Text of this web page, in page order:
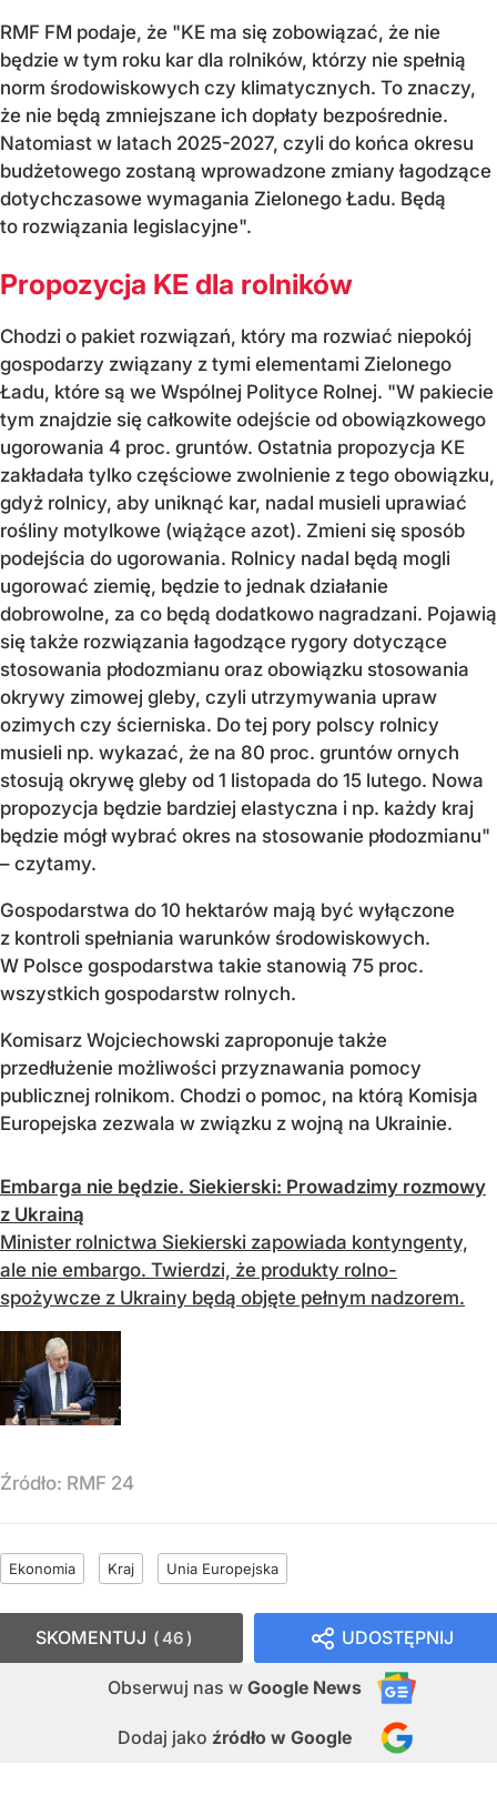
RMF FM podaje, że "KE ma się zobowiązać, że nie
będzie w tym roku kar dla rolników, którzy nie spełnią
norm środowiskowych czy klimatycznych. To znaczy,
że nie będą zmniejszane ich dopłaty bezpośrednie.
Natomiast w latach 2025-2027, czyli do końca okresu
budżetowego zostaną wprowadzone zmiany łagodzące
dotychczasowe wymagania Zielonego Ładu. Będą
to rozwiązania legislacyjne".
Propozycja KE dla rolników
Chodzi o pakiet rozwiązań, który ma rozwiać niepokój
gospodarzy związany z tymi elementami Zielonego
Ładu, które są we Wspólnej Polityce Rolnej. "W pakiecie
tym znajdzie się całkowite odejście od obowiązkowego
ugorowania 4 proc. gruntów. Ostatnia propozycja KE
zakładała tylko częściowe zwolnienie z tego obowiązku,
gdyż rolnicy, aby uniknąć kar, nadal musieli uprawiać
rośliny motylkowe (wiążące azot). Zmieni się sposób
podejścia do ugorowania. Rolnicy nadal będą mogli
ugorować ziemię, będzie to jednak działanie
dobrowolne, za co będą dodatkowo nagradzani. Pojawią
się także rozwiązania łagodzące rygory dotyczące
stosowania płodozmianu oraz obowiązku stosowania
okrywy zimowej gleby, czyli utrzymywania upraw
ozimych czy ścierniska. Do tej pory polscy rolnicy
musieli np. wykazać, że na 80 proc. gruntów ornych
stosują okrywę gleby od 1 listopada do 15 lutego. Nowa
propozycja będzie bardziej elastyczna i np. każdy kraj
będzie mógł wybrać okres na stosowanie płodozmianu"
– czytamy.
Gospodarstwa do 10 hektarów mają być wyłączone
z kontroli spełniania warunków środowiskowych.
W Polsce gospodarstwa takie stanowią 75 proc.
wszystkich gospodarstw rolnych.
Komisarz Wojciechowski zaproponuje także
przedłużenie możliwości przyznawania pomocy
publicznej rolnikom. Chodzi o pomoc, na którą Komisja
Europejska zezwala w związku z wojną na Ukrainie.
Embarga nie będzie. Siekierski: Prowadzimy rozmowy
z Ukrainą
Minister rolnictwa Siekierski zapowiada kontyngenty,
ale nie embargo. Twierdzi, że produkty rolno-
spożywcze z Ukrainy będą objęte pełnym nadzorem.
Źródło: RMF 24
Ekonomia Kraj Unia Europejska
UDOSTĘPNIJ
Obserwuj nas w Google News
Dodaj jako źródło w Google
SKOMENTUJ 46